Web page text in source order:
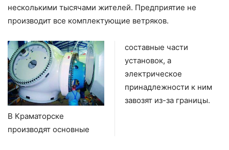
несколькими тысячами жителей. Предприятие не
производит все комплектующие ветряков.
В Краматорске
производят основные
составные части
установок, а
электрическое
принадлежности к ним
завозят из-за границы.